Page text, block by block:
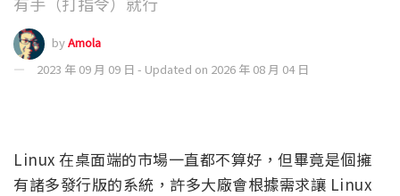
byAmola
2023 年 09 月 09 日 - Updated on 2026 年 08 月 04 日
Linux 在桌面端的市場一直都不算好，但畢竟是個擁
有諸多發行版的系統，許多大廠會根據需求讓 Linux